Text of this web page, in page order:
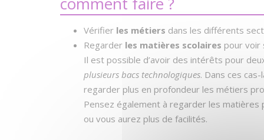
Vérifier les métiers dans les différents
Regarder les matières scolaires pour voir
Il est possible d’avoir des intérêts pour
plusieurs bacs technologiques. Dans ces
regarder plus en profondeur les métiers
Pensez également à regarder les
ou vous aurez plus de facilités.